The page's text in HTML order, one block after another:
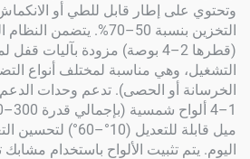
إطار قابل للطي أو الانكماش يقلل من
التخزين بنسبة 50–70%. يتضمن النظام
(قطرها 2–4 بوصة) مزودة بآليات قفل لمنع الحركة
وهي مناسبة لمختلف أنواع التضاريس
أو الحصى). تدعم وحدات الدعم الشمسية
1–4 ألواح شمسية
ميل قابلة للتعديل (10°–60°) لتحسين
تثبيت الألواح باستخدام مشابك تناسب